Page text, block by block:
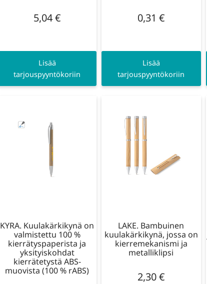
5,04€
Lisää
tarjouspyyntökoriin
0,31€
Lisää
tarjouspyyntökoriin
KYRA. Kuulakärkikynä on
valmistettu 100 %
kierrätyspaperista ja
yksityiskohdat
kierrätetystä ABS-
muovista (100 % rABS)
LAKE. Bambuinen
kuulakärkikynä, jossa on
kierremekanismi ja
metalliklipsi
2,30€